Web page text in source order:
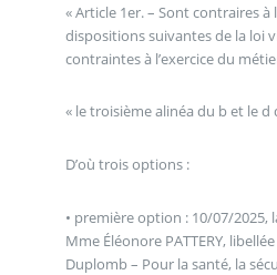
« Article 1er. – Sont contraires
dispositions suivantes de la loi
contraintes à l’exercice du
« le troisième alinéa du b et le d
D’où trois options :
• première option : 10/07/2025,
Mme Éléonore PATTERY,
Duplomb – Pour la santé, la